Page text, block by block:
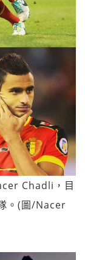
Chadli，目
。(圖/Nacer